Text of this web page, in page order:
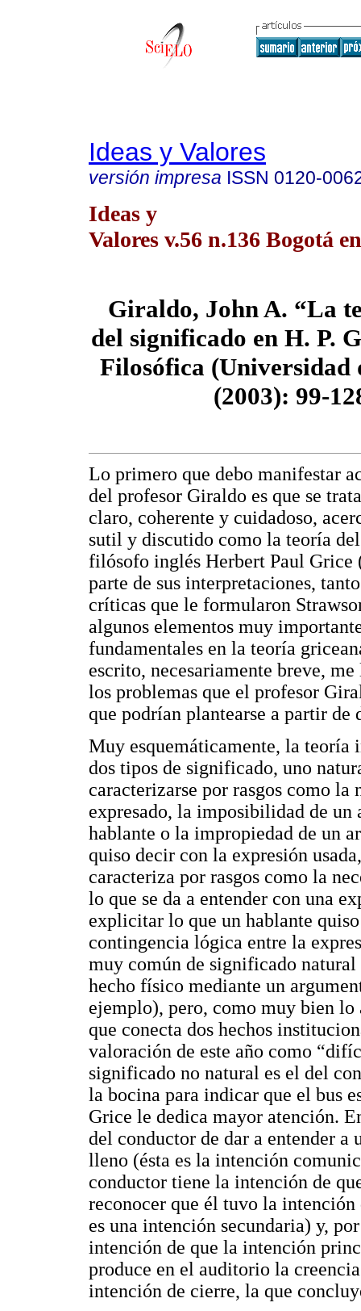
Ideas y Valores
versión impresa ISSN 0120-
Ideas y
Valores v.56 n.136 Bogotá
Giraldo, John A. “La
del significado en H. P.
Filosófica (Universidad
(2003): 99-
Lo primero que debo manifestar
del profesor Giraldo es que se
claro, coherente y cuidadoso,
sutil y discutido como la teoría
filósofo inglés Herbert Paul Grice
parte de sus interpretaciones,
críticas que le formularon
algunos elementos muy
fundamentales en la teoría
escrito, necesariamente breve,
los problemas que el profesor
que podrían plantearse a partir
Muy esquemáticamente, la teoría
dos tipos de significado, uno
caracterizarse por rasgos como
expresado, la imposibilidad de un
hablante o la impropiedad de un
quiso decir con la expresión
caracteriza por rasgos como la
lo que se da a entender con una
explicitar lo que un hablante
contingencia lógica entre la
muy común de significado
hecho físico mediante un
ejemplo), pero, como muy bien
que conecta dos hechos
valoración de este año como
significado no natural es el del
la bocina para indicar que el bus
Grice le dedica mayor atención.
del conductor de dar a entender a
lleno (ésta es la intención
conductor tiene la intención de
reconocer que él tuvo la intención
es una intención secundaria) y,
intención de que la intención
produce en el auditorio la
intención de cierre, la que